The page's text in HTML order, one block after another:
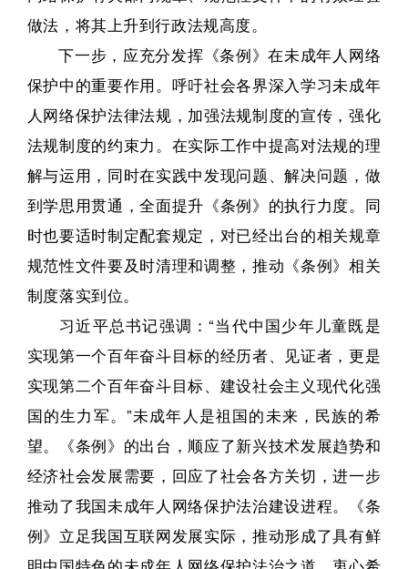
做法，将其上升到行政法规高度。
下一步，应充分发挥《条例》在未成年人网络
保护中的重要作用。 呼吁社会各界深入学习未成年
人网络保护法律法规，加强法规制度的宣传，强化
法规制度的约束力。 在实际工作中提高对法规的理
解与运用，同时在实践中发现问题、解决问题，做
到学思用贯通，全面提升《条例》的执行力度。 同
时也要适时制定配套规定，对已经出台的相关规章
规范性文件要及时清理和调整，推动《条例》相关
制度落实到位。
习近平总书记强调：“当代中国少年儿童既是
实现第一个百年奋斗目标的经历者、见证者，更是
实现第二个百年奋斗目标、建设社会主义现代化强
国的生力军。 ”未成年人是祖国的未来，民族的希
望。
《条例》的出台，顺应了新兴技术发展趋势和
经济社会发展需要，回应了社会各方关切，进一步
推动了我国未成年人网络保护法治建设进程。
《条
例》立足我国互联网发展实际，推动形成了具有鲜